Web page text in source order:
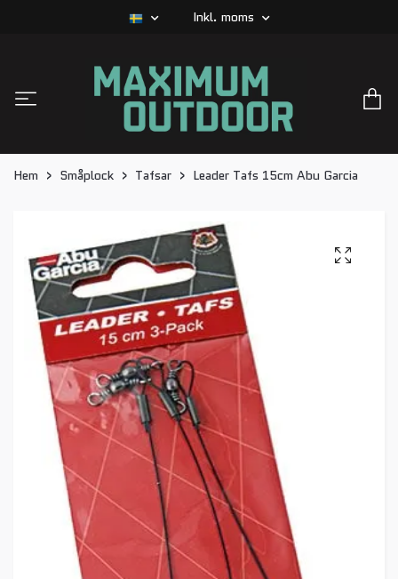
Inkl. moms
Hem Småplock Tafsar Leader Tafs 15cm Abu Garcia